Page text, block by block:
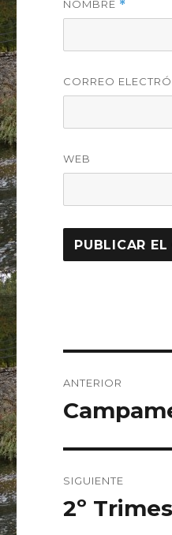
NOMBRE *
CORREO
WEB
de
ANTERIOR
Entrada
SIGUIENTE
Entrada
2º